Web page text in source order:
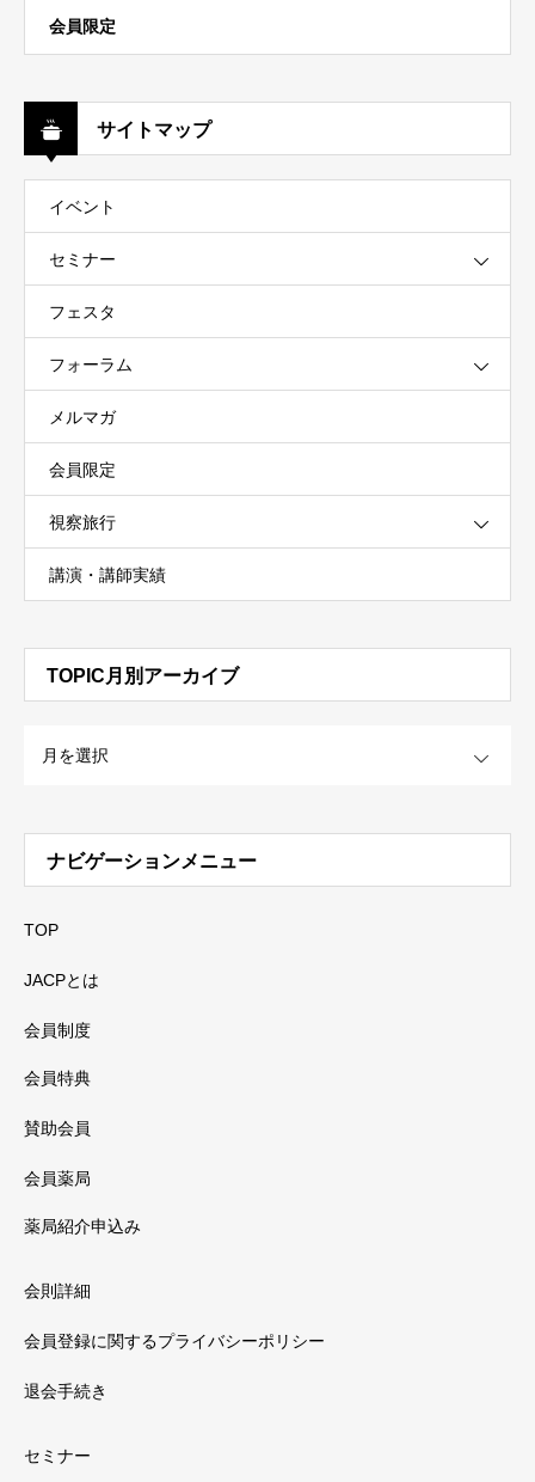
会員限定
サイトマップ
イベント
セミナー
フェスタ
フォーラム
メルマガ
会員限定
視察旅行
講演・講師実績
TOPIC月別アーカイブ
ナビゲーションメニュー
TOP
JACPとは
会員制度
会員特典
賛助会員
会員薬局
薬局紹介申込み
会則詳細
会員登録に関するプライバシーポリシー
退会手続き
セミナー